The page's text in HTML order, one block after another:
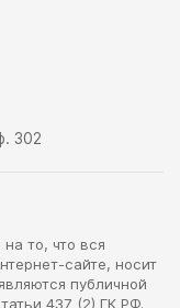
302
то, что вся
сайте, носит
публичной
437 (2) ГК РФ.